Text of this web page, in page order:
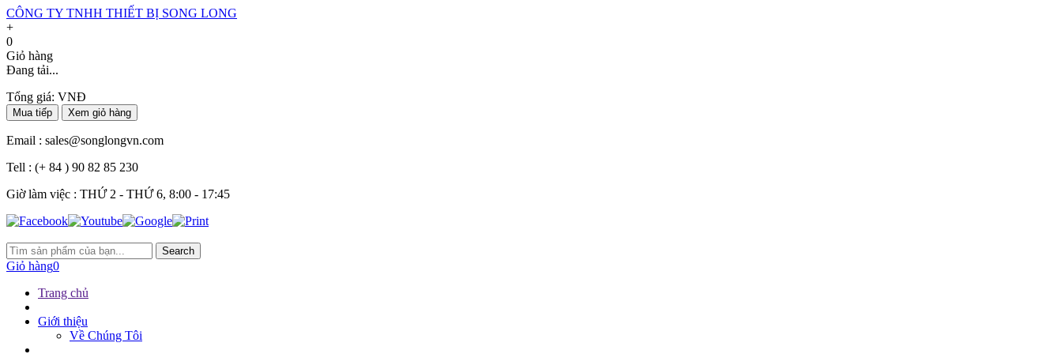
CÔNG TY TNHH THIẾT BỊ SONG LONG
+
0
Giỏ hàng
Đang tải...
Tổng giá: VNĐ
Mua tiếp Xem giỏ hàng
Email : sales@songlongvn.com
Tell : (+ 84 ) 90 82 85 230
Giờ làm việc : THỨ 2 - THỨ 6, 8:00 - 17:45
Search
Giỏ hàng0
Trang chủ
Giới thiệu
Về Chúng Tôi